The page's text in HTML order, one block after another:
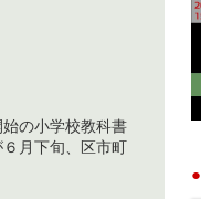
の小学校教科書
月下旬、区市町
●